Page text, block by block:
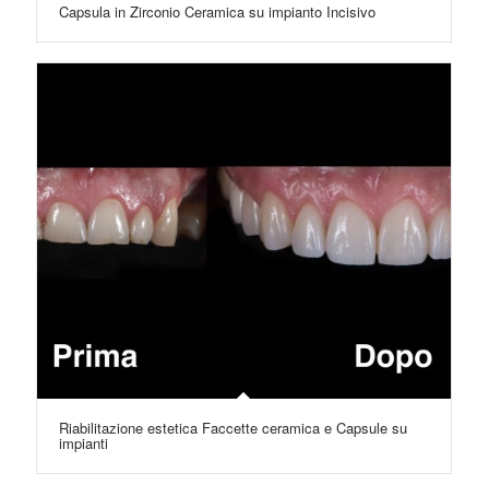
Capsula in Zirconio Ceramica su impianto Incisivo
Riabilitazione estetica Faccette ceramica e Capsule su
impianti